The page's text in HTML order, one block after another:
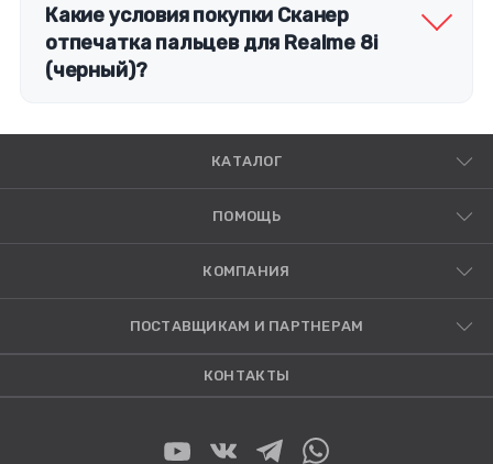
Какие условия покупки Сканер
отпечатка пальцев для Realme 8i
(черный)?
КАТАЛОГ
ПОМОЩЬ
КОМПАНИЯ
ПОСТАВЩИКАМ И ПАРТНЕРАМ
КОНТАКТЫ